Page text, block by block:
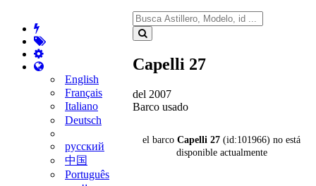
English
Français
Italiano
Deutsch
русский
中国
Português
Capelli 27
del 2007
Barco usado
el barco Capelli 27 (id:101966) no está
disponible actualmente